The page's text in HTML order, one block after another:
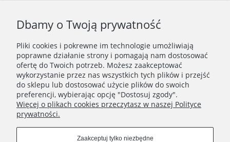
Newsletter
Podaj swój adres e-mail, jeżeli chcesz otrzymywać
informacje o nowościach i promocjach.
Dbamy o Twoją prywatność
Pliki cookies i pokrewne im technologie umożliwiają
poprawne działanie strony i pomagają nam dostosować
ofertę do Twoich potrzeb. Możesz zaakceptować
wykorzystanie przez nas wszystkich tych plików i przejść
do sklepu lub dostosować użycie plików do swoich
preferencji, wybierając opcję "Dostosuj zgody".
Więcej o plikach cookies przeczytasz w naszej Polityce
prywatności.
Zaakceptuj tylko niezbędne